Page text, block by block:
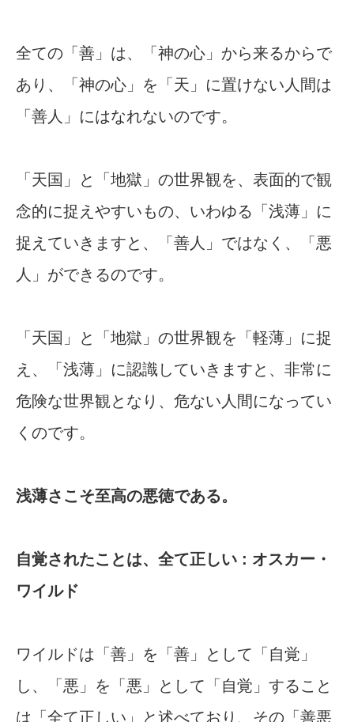
全ての「善」は、「神の心」から来るからで
あり、「神の心」を「天」に置けない人間は
「善人」にはなれないのです。
「天国」と「地獄」の世界観を、表面的で観
念的に捉えやすいもの、いわゆる「浅薄」に
捉えていきますと、「善人」ではなく、「悪
人」ができるのです。
「天国」と「地獄」の世界観を「軽薄」に捉
え、「浅薄」に認識していきますと、非常に
危険な世界観となり、危ない人間になってい
くのです。
浅薄さこそ至高の悪徳である。
自覚されたことは、全て正しい : オスカー・
ワイルド
ワイルドは「善」を「善」として「自覚」
し、「悪」を「悪」として「自覚」すること
は「全て正しい」と述べており、その「善悪